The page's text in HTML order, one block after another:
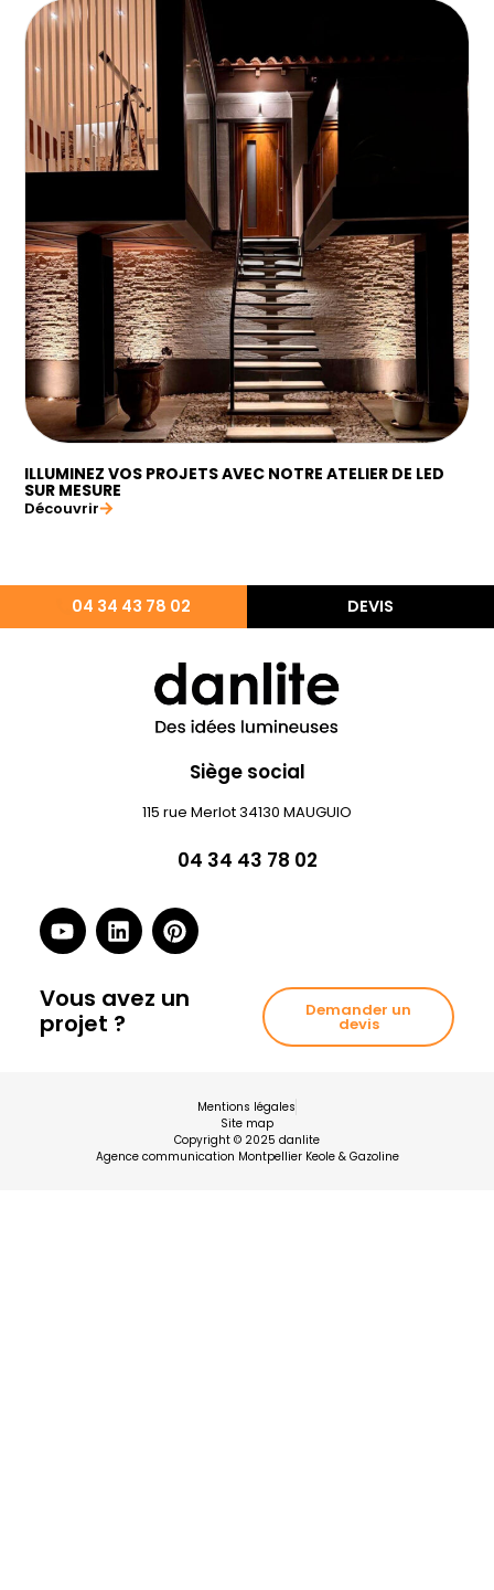
ILLUMINEZ VOS PROJETS AVEC NOTRE ATELIER DE LED
SUR MESURE
Découvrir
04 34 43 78 02 DEVIS
Siège social
115 rue Merlot 34130 MAUGUIO
04 34 43 78 02
Vous avez un
projet ?
Demander un
devis
Mentions légales
Site map
Copyright © 2025 danlite
Agence communication Montpellier Keole & Gazoline